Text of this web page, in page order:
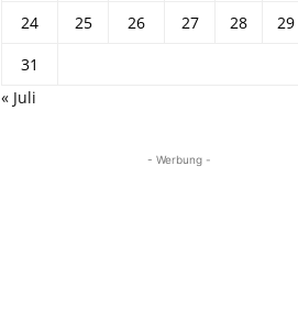
24
25 26 27 28 29
31
« Juli
- Werbung -